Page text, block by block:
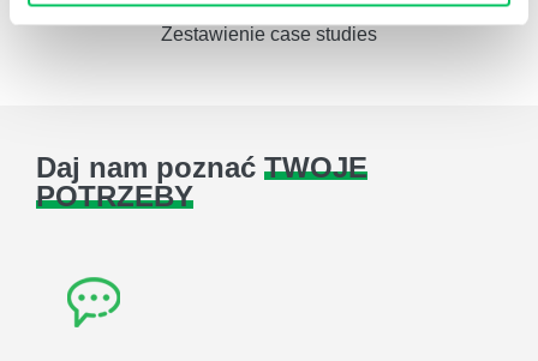
Zestawienie case studies
Daj nam poznać TWOJE
POTRZEBY